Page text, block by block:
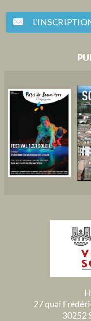
27 quai
30252